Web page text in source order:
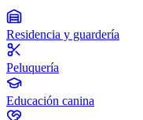
Residencia y guardería
Peluquería
Educación canina